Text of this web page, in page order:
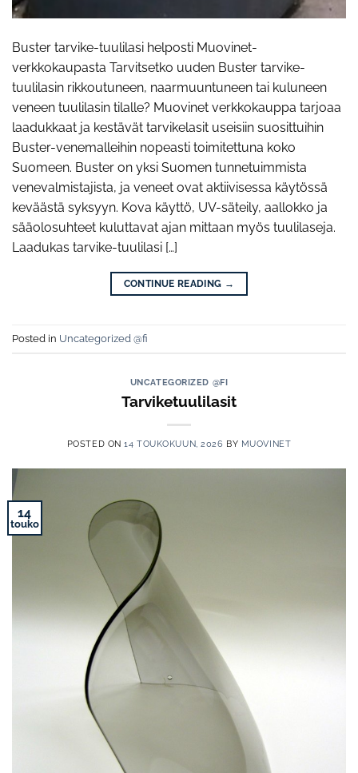
Buster tarvike-tuulilasi helposti Muovinet-
verkkokaupasta Tarvitsetko uuden Buster tarvike-
tuulilasin rikkoutuneen, naarmuuntuneen tai kuluneen
veneen tuulilasin tilalle? Muovinet verkkokauppa tarjoaa
laadukkaat ja kestävät tarvikelasit useisiin suosittuihin
Buster-venemalleihin nopeasti toimitettuna koko
Suomeen. Buster on yksi Suomen tunnetuimmista
venevalmistajista, ja veneet ovat aktiivisessa käytössä
keväästä syksyyn. Kova käyttö, UV-säteily, aallokko ja
sääolosuhteet kuluttavat ajan mittaan myös tuulilaseja.
Laadukas tarvike-tuulilasi […]
CONTINUE READING →
Posted in Uncategorized @fi
UNCATEGORIZED @FI
Tarviketuulilasit
POSTED ON14 TOUKOKUUN, 2026 BY MUOVINET
14
touko